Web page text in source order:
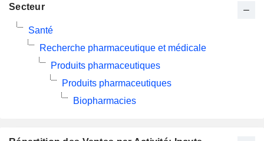
Secteur
Santé
Recherche pharmaceutique et médicale
Produits pharmaceutiques
Produits pharmaceutiques
Biopharmacies